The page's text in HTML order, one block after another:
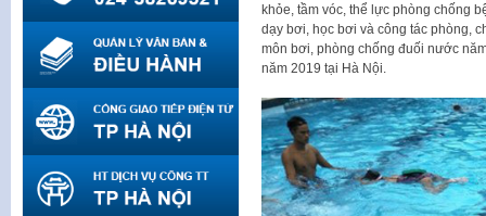
khỏe, tầm vóc, thể lực phòng chống
dạy bơi, học bơi và công tác phòng,
môn bơi, phòng chống đuối nước
năm 2019 tại Hà Nội.